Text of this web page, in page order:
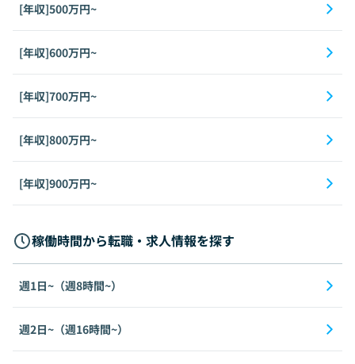
[年収]500万円~
[年収]600万円~
[年収]700万円~
[年収]800万円~
[年収]900万円~
稼働時間から転職・求人情報を探す
週1日~（週8時間~）
週2日~（週16時間~）